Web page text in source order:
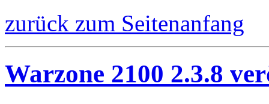
zurück zum Seitenanfang
Warzone 2100 2.3.8